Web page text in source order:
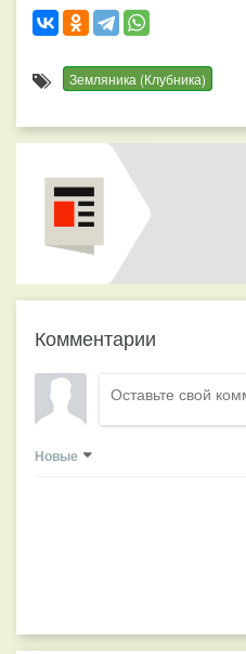
Земляника (Клубника)
Комментарии
Новые